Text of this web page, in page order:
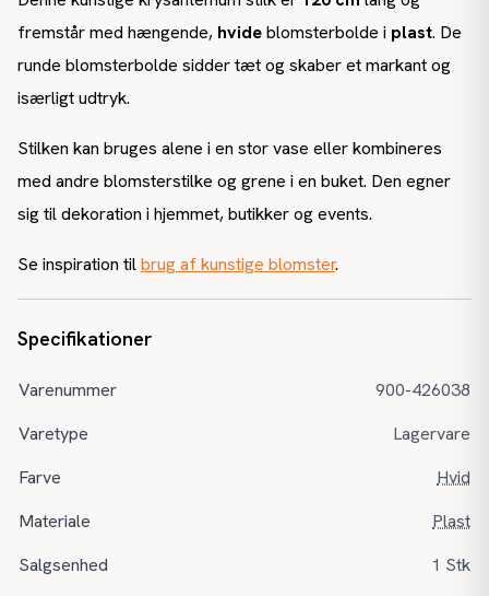
fremstår med hængende, hvideblomsterbolde i plast. De
runde blomsterbolde sidder tæt og skaber et markant og
isærligt udtryk.
Stilken kan bruges alene i en stor vase eller kombineres
med andre blomsterstilke og grene i en buket. Den egner
sig til dekoration i hjemmet, butikker og events.
Se inspiration tilbrug af kunstige blomster.
Specifikationer
Varenummer
900-426038
Varetype
Lagervare
Farve
Hvid
Materiale
Plast
Salgsenhed
1 Stk